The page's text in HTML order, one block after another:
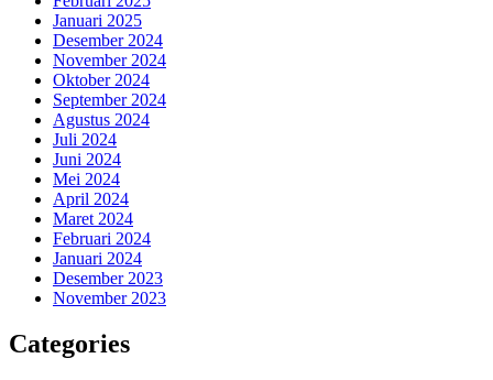
Januari 2025
Desember 2024
November 2024
Oktober 2024
September 2024
Agustus 2024
Juli 2024
Juni 2024
Mei 2024
April 2024
Maret 2024
Februari 2024
Januari 2024
Desember 2023
November 2023
Categories